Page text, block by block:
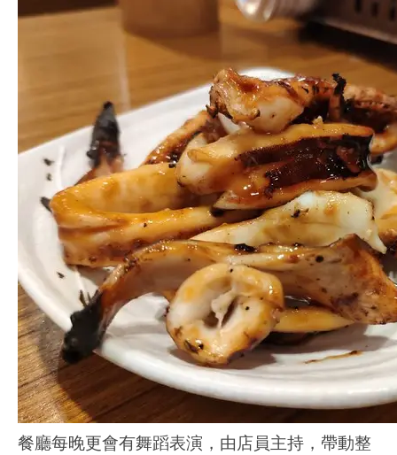
餐廳每晚更會有舞蹈表演，由店員主持，帶動整